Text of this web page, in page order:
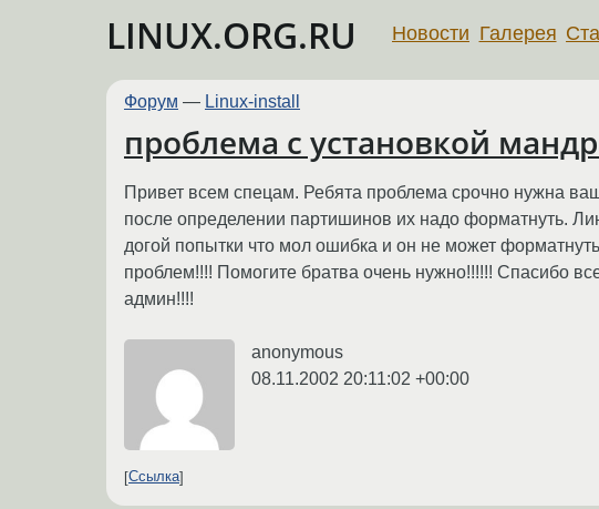
LINUX.ORG.RU Новости Галерея
Форум — Linux-install
проблема с установкой
Привет всем спецам. Ребята проблема срочно нужна
после определении партишинов их надо форматнуть.
догой попытки что мол ошибка и он не может
проблем!!!! Помогите братва очень нужно!!!!!! Спасибо
админ!!!!
anonymous
08.11.2002 20:11:02 +00:00
Ссылка